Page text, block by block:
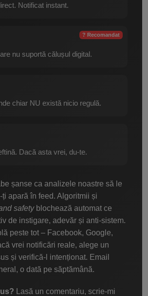
Notificat instant.
? Recomandat
nu suportă călușul digital.
chiar NU există nicio regulă.
Dacă asta vrei, du-te.
șanse ca analizele noastre să le
apară în feed. Algoritmii și
safetyblochează automat ce
de instigare, adevăr și anti-sistem.
peste tot – Facebook, Google,
vrei notificări reale, alege un
și verifică-l intenționat. Email
o dată pe săptămână.
Lasă un comentariu, scrie-mi